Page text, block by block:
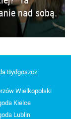
nad sobą.
Bydgoszcz
Wielkopolski
Kielce
Lublin